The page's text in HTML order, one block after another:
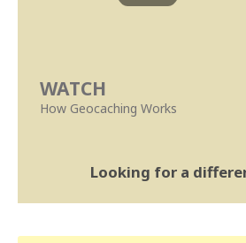
WATCH
How Geocaching Works
Looking for a